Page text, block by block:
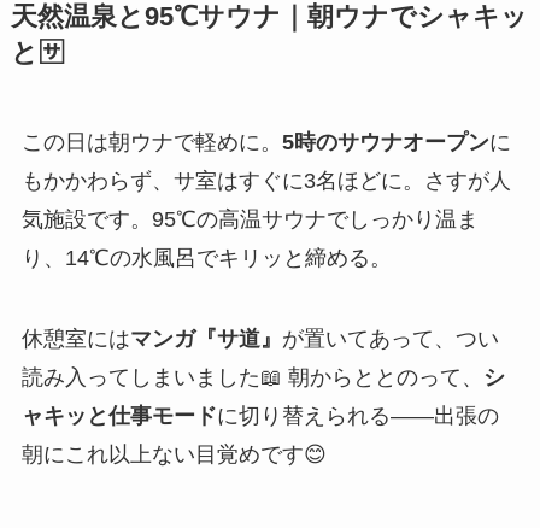
天然温泉と95℃サウナ｜朝ウナでシャキッ
と🈂️
この日は朝ウナで軽めに。 5時のサウナオープンに
もかかわらず、サ室はすぐに3名ほどに。さすが人
気施設です。95℃の高温サウナでしっかり温ま
り、14℃の水風呂でキリッと締める。
休憩室にはマンガ『サ道』 が置いてあって、つい
読み入ってしまいました📖 朝からととのって、
シ
ャキッと仕事モードに切り替えられる——出張の
朝にこれ以上ない目覚めです😊